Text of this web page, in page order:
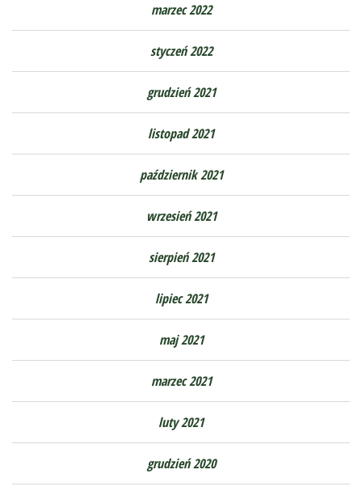
marzec 2022
styczeń 2022
grudzień 2021
listopad 2021
październik 2021
wrzesień 2021
sierpień 2021
lipiec 2021
maj 2021
marzec 2021
luty 2021
grudzień 2020